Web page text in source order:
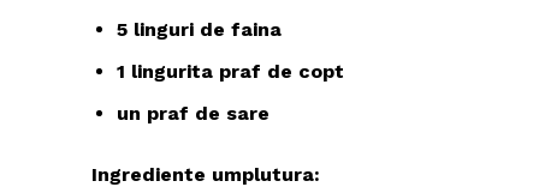
5 linguri de faina
1 lingurita praf de copt
un praf de sare
Ingrediente umplutura: